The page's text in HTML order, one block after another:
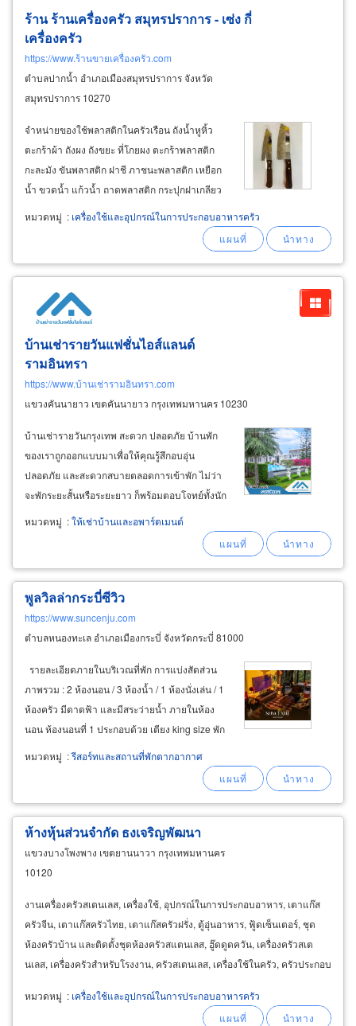
ร้าน ร้านเครื่องครัว สมุทรปราการ - เซ่ง กี่
เครื่องครัว
https://www.ร้านขายเครื่องครัว.com
ตำบลปากน้ำ อำเภอเมืองสมุทรปราการ จังหวัด
สมุทรปราการ 10270
จำหน่ายของใช้พลาสติกในครัวเรือน ถังน้ำหูหิ้ว
ตะกร้าผ้า ถังผง ถังขยะ ที่โกยผง ตะกร้าพลาสติก
กะละมัง ขันพลาสติก ฝาชี ภาชนะพลาสติก เหยือก
น้ำ ขวดน้ำ แก้วน้ำ ถาดพลาสติก กระปุกฝาเกลียว
พลาสติก กล่องอเนกประสงค์ กระติกน้ำหูหิ้ว กระติก
ปิกนิก ถาดคว่ำจาน ชั้นวางของ เก้าอี้พลาสติกกลม
หมวดหมู่ : เครื่องใช้และอุปกรณ์ในการประกอบอาหารครัว
บ้านเช่ารายวันแฟชั่นไอส์แลนด์
รามอินทรา
https://www.บ้านเช่ารามอินทรา.com
แขวงคันนายาว เขตคันนายาว กรุงเทพมหานคร 10230
บ้านเช่ารายวันกรุงเทพ สะดวก ปลอดภัย บ้านพัก
ของเราถูกออกแบบมาเพื่อให้คุณรู้สึกอบอุ่น
ปลอดภัย และสะดวกสบายตลอดการเข้าพัก ไม่ว่า
จะพักระยะสั้นหรือระยะยาว ก็พร้อมตอบโจทย์ทั้งนัก
ท่องเที่ยวชาวไทยและชาวต่างชาติที่ต้องการ
บรรยากาศเงียบสงบเป็นส่วนตัว บ้านใหม่ สะอาด
ทำความสะอาดอย่างละเอียด
หมวดหมู่ :ให้เช่าบ้านและอพาร์ตเมนต์
พูลวิลล่ากระบี่ซีวิว
https://www.suncenju.com
ตำบลหนองทะเล อำเภอเมืองกระบี่ จังหวัดกระบี่ 81000
รายละเอียดภายในบริเวณที่พัก การแบ่งสัดส่วน
ภาพรวม : 2 ห้องนอน / 3 ห้องน้ำ / 1 ห้องนั่งเล่น / 1
ห้องครัว มีดาดฟ้า และมีสระว่ายน้ำ ภายในห้อง
นอน ห้องนอนที่ 1 ประกอบด้วย เตียง king size พัก
ได้ 2 คน มีทีวีในห้อง และห้องน้ำในตัว พร้อม
หมวดหมู่ :รีสอร์ทและสถานที่พักตากอากาศ
ห้างหุ้นส่วนจำกัด ธงเจริญพัฒนา
แขวงบางโพงพาง เขตยานนาวา กรุงเทพมหานคร
10120
งานเครื่องครัวสเตนเลส, เครื่องใช้, อุปกรณ์ในการประกอบอาหาร, เตาแก๊ส
ครัวจีน, เตาแก๊สครัวไทย, เตาแก๊สครัวฝรั่ง, ตู้อุ่นอาหาร, ฟู้ดเซ็นเตอร์, ชุด
ห้องครัวบ้าน และติดตั้งชุดห้องครัวสแตนเลส, ฮู๊ดดูดควัน, เครื่องครัวสเต
นเลส, เครื่องครัวสำหรับโรงงาน, ครัวสเตนเลส, เครื่องใช้ในครัว, ครัวประกอบ
หมวดหมู่ : เครื่องใช้และอุปกรณ์ในการประกอบอาหารครัว